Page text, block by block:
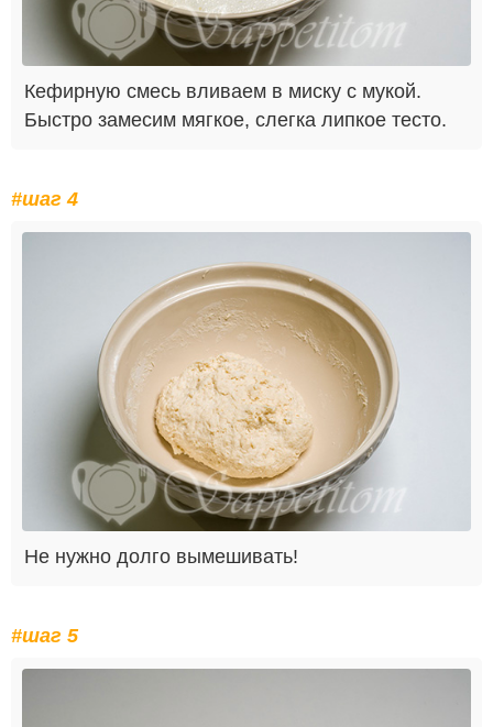
Кефирную смесь вливаем в миску с мукой.
Быстро замесим мягкое, слегка липкое тесто.
#шаг 4
Не нужно долго вымешивать!
#шаг 5